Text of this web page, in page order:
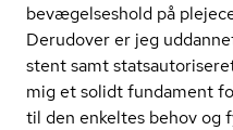
bevægelseshold på
Derudover er jeg
stent samt
mig et solidt fundament
til den enkeltes behov og